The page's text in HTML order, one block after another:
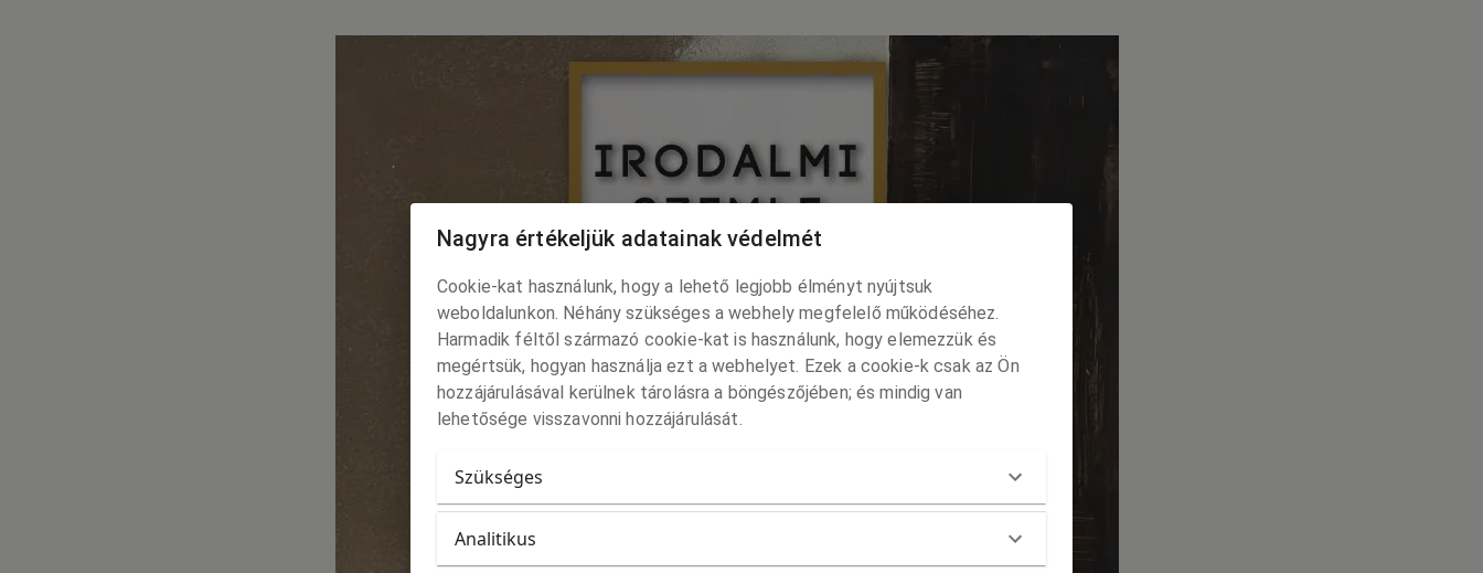
Nagyra értékeljük adatainak védelmét
Cookie-kat használunk, hogy a lehető legjobb élményt nyújtsuk
weboldalunkon. Néhány szükséges a webhely megfelelő működéséhez.
Harmadik féltől származó cookie-kat is használunk, hogy elemezzük és
megértsük, hogyan használja ezt a webhelyet. Ezek a cookie-k csak az Ön
hozzájárulásával kerülnek tárolásra a böngészőjében; és mindig van
lehetősége visszavonni hozzájárulását.
Szükséges
Analitikus